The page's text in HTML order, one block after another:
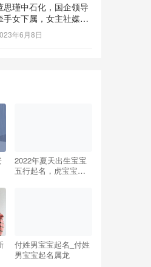
思瑾中石化，国企领导
手女下属，女主社媒晒
戒，奢侈品众多还要买
险箱
年6月8日
2022年夏天出生宝宝
五行起名，虎宝宝五
付姓男宝宝起名_付姓
男宝宝起名属龙